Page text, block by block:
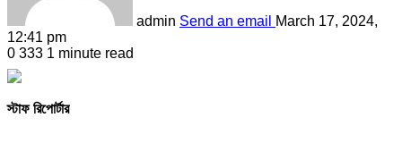
admin Send an email
March 17, 2024,
12:41 pm
0 333 1 minute read
স্টাফ রিপোর্টার